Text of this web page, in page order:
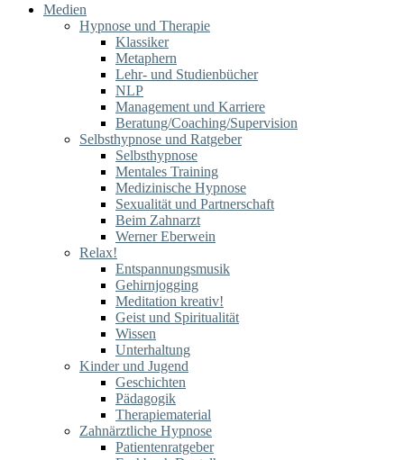
Medien
Hypnose und Therapie
Klassiker
Metaphern
Lehr- und Studienbücher
NLP
Management und Karriere
Beratung/Coaching/Supervision
Selbsthypnose und Ratgeber
Selbsthypnose
Mentales Training
Medizinische Hypnose
Sexualität und Partnerschaft
Beim Zahnarzt
Werner Eberwein
Relax!
Entspannungsmusik
Gehirnjogging
Meditation kreativ!
Geist und Spiritualität
Wissen
Unterhaltung
Kinder und Jugend
Geschichten
Pädagogik
Therapiematerial
Zahnärztliche Hypnose
Patientenratgeber